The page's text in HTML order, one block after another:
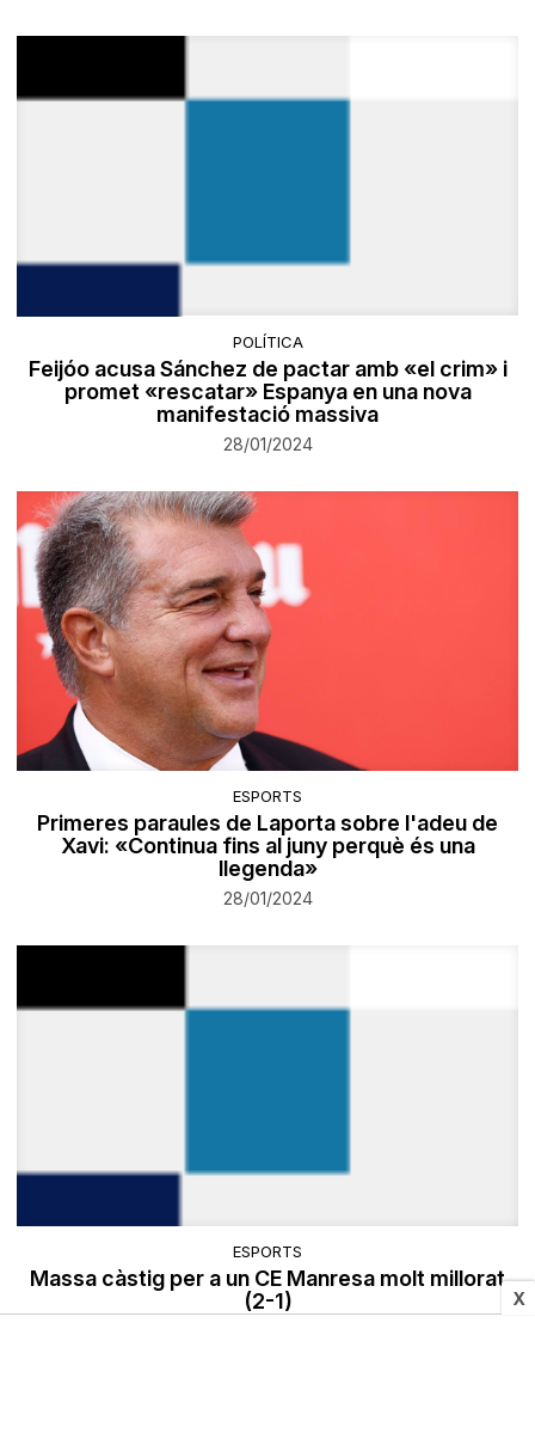
X
POLÍTICA
Feijóo acusa Sánchez de pactar amb «el crim» i
promet «rescatar» Espanya en una nova
manifestació massiva
28/01/2024
ESPORTS
Primeres paraules de Laporta sobre l'adeu de
Xavi: «Continua fins al juny perquè és una
llegenda»
28/01/2024
ESPORTS
Massa càstig per a un CE Manresa molt millorat
(2-1)